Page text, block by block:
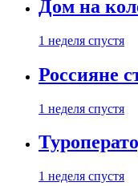
Дом на
1 неделя спустя
Россияне
1 неделя спустя
1 неделя спустя